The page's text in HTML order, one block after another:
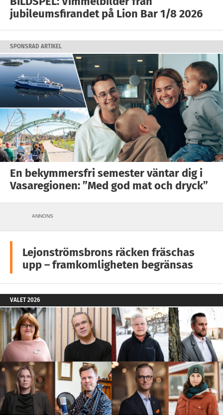
jubileumsfirandet på Lion Bar 1/8 2026
SPONSRAD ARTIKEL
En bekymmersfri semester väntar dig i
Vasaregionen: ”Med god mat och dryck”
ANNONS
Lejonströmsbrons räcken fräschas
upp – framkomligheten begränsas
VALET 2026